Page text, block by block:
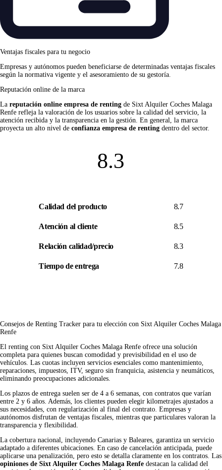
Ventajas fiscales para tu negocio
Empresas y autónomos pueden beneficiarse de determinadas ventajas fiscales
según la normativa vigente y el asesoramiento de su gestoría.
Reputación online de la marca
La reputación online empresa de renting de Sixt Alquiler Coches Malaga
Renfe refleja la valoración de los usuarios sobre la calidad del servicio, la
atención recibida y la transparencia en la gestión. En general, la marca
proyecta un alto nivel de confianza empresa de renting dentro del sector.
8.3
Calidad del producto 8.7
Atención al cliente 8.5
Relación calidad/precio 8.3
Tiempo de entrega 7.8
Consejos de Renting Tracker para tu elección con Sixt Alquiler Coches Malaga
Renfe
El renting con Sixt Alquiler Coches Malaga Renfe ofrece una solución
completa para quienes buscan comodidad y previsibilidad en el uso de
vehículos. Las cuotas incluyen servicios esenciales como mantenimiento,
reparaciones, impuestos, ITV, seguro sin franquicia, asistencia y neumáticos,
eliminando preocupaciones adicionales.
Los plazos de entrega suelen ser de 4 a 6 semanas, con contratos que varían
entre 2 y 6 años. Además, los clientes pueden elegir kilometrajes ajustados a
sus necesidades, con regularización al final del contrato. Empresas y
autónomos disfrutan de ventajas fiscales, mientras que particulares valoran la
transparencia y flexibilidad.
La cobertura nacional, incluyendo Canarias y Baleares, garantiza un servicio
adaptado a diferentes ubicaciones. En caso de cancelación anticipada, puede
aplicarse una penalización, pero esto se detalla claramente en los contratos. Las
opiniones de Sixt Alquiler Coches Malaga Renfe destacan la calidad del